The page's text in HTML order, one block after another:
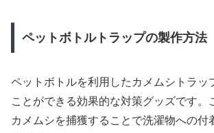
ペットボトルトラップの製作方法
ペットボトルを利用したカメムシトラッ
ことができる効果的な対策グッズです。
カメムシを捕獲することで洗濯物への付